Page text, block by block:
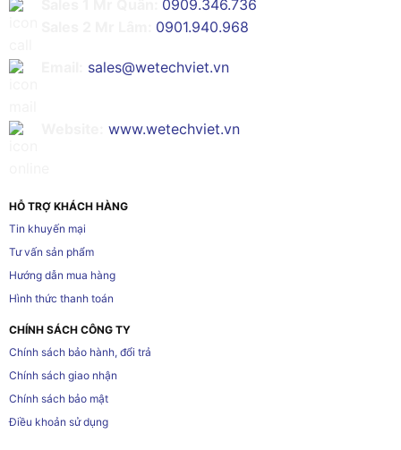
0909.346.736
0901.940.968
sales@wetechviet.vn
www.wetechviet.vn
HỖ TRỢ KHÁCH HÀNG
Tin khuyến mại
Tư vấn sản phẩm
Hướng dẫn mua hàng
Hình thức thanh toán
CHÍNH SÁCH CÔNG TY
Chính sách bảo hành, đổi trả
Chính sách giao nhận
Chính sách bảo mật
Điều khoản sử dụng